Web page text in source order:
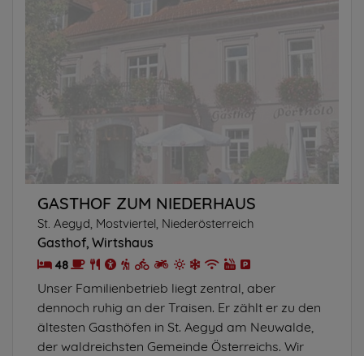
GASTHOF ZUM NIEDERHAUS
St. Aegyd, Mostviertel, Niederösterreich
Gasthof Wirtshaus
48
Unser Familienbetrieb liegt zentral, aber
dennoch ruhig an der Traisen. Er zählt er zu den
ältesten Gasthöfen in St. Aegyd am Neuwalde,
der waldreichsten Gemeinde Österreichs. Wir